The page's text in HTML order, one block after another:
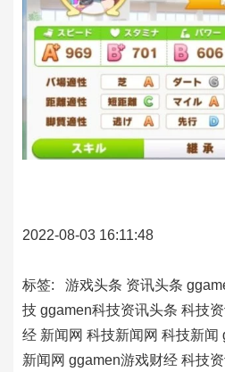
2022-08-03 16:11:48
标签: 游戏头条 资讯头条
技 ggamen科技资讯头条 科技
经 新闻网 科技新闻网 科技新闻
新闻网 ggamen游戏财经 科技